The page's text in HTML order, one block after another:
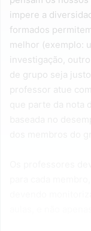
impere a
formados
melhor (exemplo:
investigação,
de grupo seja
professor atue